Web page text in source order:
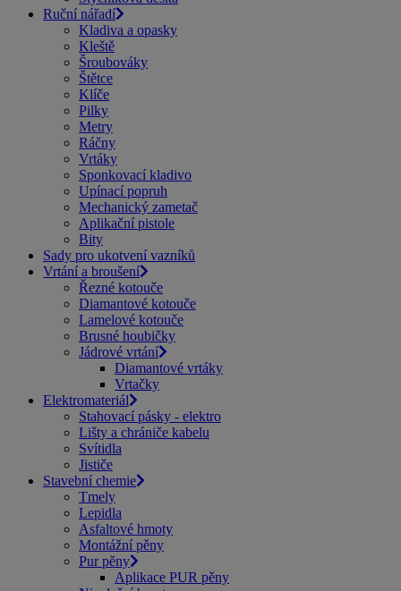
Ruční nářadí
Kladiva a opasky
Kleště
Šroubováky
Štětce
Klíče
Pilky
Metry
Ráčny
Vrtáky
Sponkovací kladivo
Upínací popruh
Mechanický zametač
Aplikační pistole
Bity
Sady pro ukotvení vazníků
Vrtání a broušení
Řezné kotouče
Diamantové kotouče
Lamelové kotouče
Brusné houbičky
Jádrové vrtání
Diamantové vrtáky
Vrtačky
Elektromateriál
Stahovací pásky - elektro
Lišty a chrániče kabelu
Svítidla
Jističe
Stavební chemie
Tmely
Lepidla
Asfaltové hmoty
Montážní pěny
Pur pěny
Aplikace PUR pěny